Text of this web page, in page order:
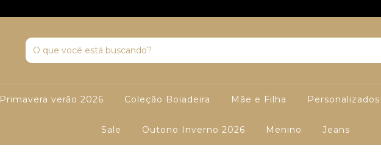
Primavera verão 2026 Coleção Boiadeira Mãe e Filha Personalizados
Sale Outono Inverno 2026 Menino Jeans